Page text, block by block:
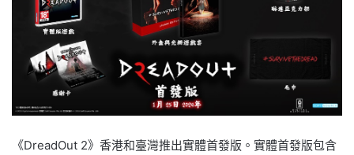
《DreadOut 2》香港和臺灣推出實體首發版。實體首發版包含